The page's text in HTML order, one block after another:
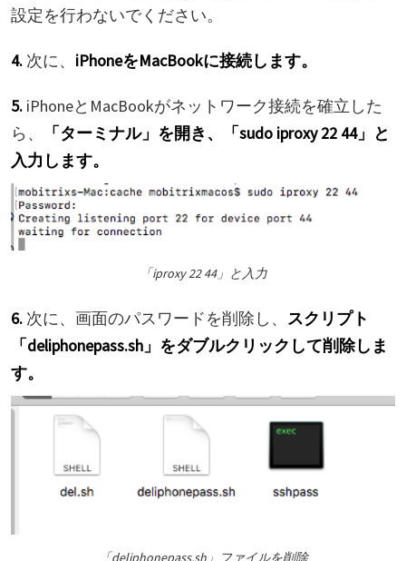
設定を行わないでください。
4. 次に、 iPhoneをMacBookに接続します。
5. iPhoneとMacBookがネットワーク接続を確立した
ら、
「ターミナル」を開き、「sudo iproxy 22 44」と
入力します。
「iproxy 22 44」と入力
6. 次に、画面のパスワードを削除し、 スクリプト
「deliphonepass.sh」をダブルクリックして削除しま
す。
「deliphonepass.sh」ファイルを削除